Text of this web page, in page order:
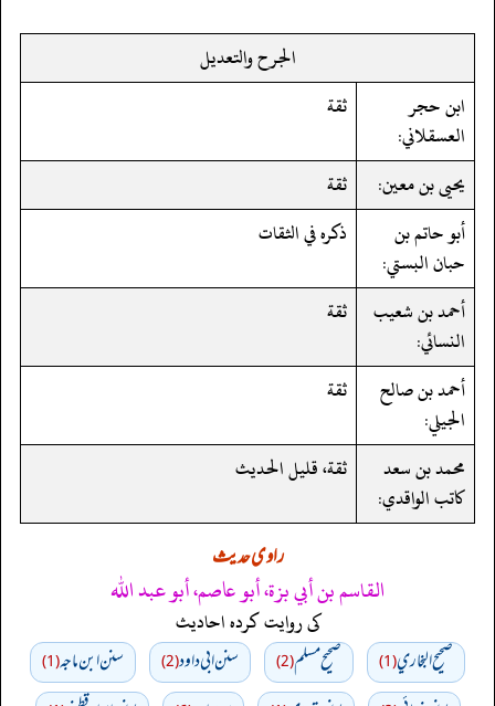
الجرح والتعديل
ابن حجر
العسقلاني:
ثقة
يحيى بن معين:
ثقة
أبو حاتم بن
حبان البستي:
ذكره في الثقات
أحمد بن شعيب
النسائي:
ثقة
أحمد بن صالح
الجيلي:
ثقة
محمد بن سعد
كاتب الواقدي:
ثقة، قليل الحديث
راوی حدیث
القاسم بن أبي بزة، أبو عاصم، أبو عبد الله
کی روایت کردہ احادیث
صحيح البخاري(1) صحيح مسلم(2) سنن ابي داود(2) سنن ابن ماجه(1)